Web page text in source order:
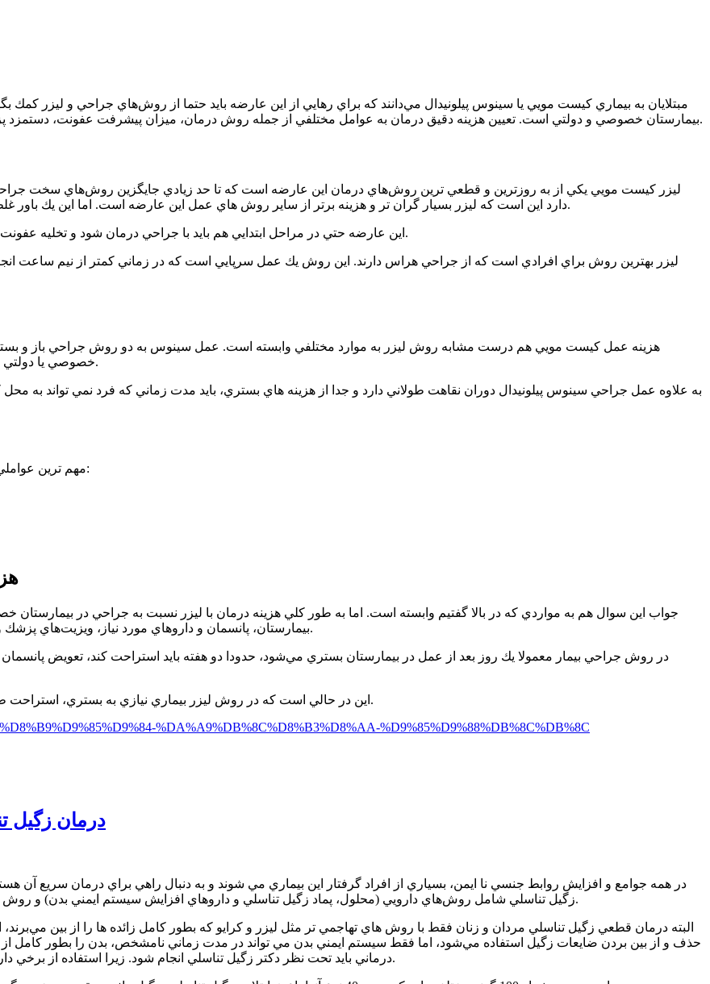
مبتلايان به بيماري كيست مويي يا سينوس پيلونيدال مي‌دانند كه براي رهايي از اين عارضه بايد حتما از روش‌هاي جراحي و ليزر
بيمارستان خصوصي و دولتي است. تعيين هزينه دقيق درمان به عوامل مختلفي از جمله روش درمان، ميزان پيشرفت عفونت، دستمزد پزشك، شهر و كلينيك و بيمارستاني كه به آن مراجعه مي‌كنيد بستگي دارد.
ليزر كيست مويي يكي از به روزترين و قطعي ترين روش‌هاي درمان اين عارضه است كه تا حد زيادي جايگزين روش‌هاي سخت
دارد اين است كه ليزر بسيار گران تر و هزينه‌ برتر از ساير روش هاي عمل اين عارضه است. اما اين يك باور غلط است و تعيين هزينه ليزر كيست مويي به موارد گوناگوني وابسته است.
اين عارضه حتي در مراحل ابتدايي هم بايد با جراحي درمان شود و تخليه عفونت و موهايي كه در زير پوست جمع شده تنها راه از بين بردن سينوس است.
ليزر بهترين روش براي افرادي است كه از جراحي هراس دارند. اين روش يك عمل سرپايي است كه در زماني كمتر از نيم ساعت
هزينه عمل كيست مويي هم درست مشابه روش ليزر به موارد مختلفي وابسته است. عمل سينوس به دو روش جراحي باز و
خصوصي يا دولتي انجام شود كه اين موارد هم در تعيين قيمت عمل مو برگشتي تاثيرگذارند.
به علاوه عمل جراحي سينوس پيلونيدال دوران نقاهت طولاني دارد و جدا از هزينه هاي بستري، بايد مدت زماني كه فرد نمي تواند به
مهم ترين عواملي كه در محاسبه هزينه درمان كيست مويي تاثيرگذارند به شرح زير است:
جواب اين سوال هم به مواردي كه در بالا گفتيم وابسته است. اما به طور كلي هزينه درمان با ليزر نسبت به جراحي در
بيمارستان، پانسمان و داروهاي مورد نياز، ويزيت‌هاي پزشك و آزمايشات و همچنين دوران نقاهت بعد از عمل را هم در نظر گرفته ايم.
در روش جراحي بيمار معمولا يك روز بعد از عمل در بيمارستان بستري مي‌شود، حدودا دو هفته بايد استراحت كند، تعويض
اين در حالي است كه در روش ليزر بيماري نيازي به بستري، استراحت طولاني، پانسمان و همچنين احتمال بازگشت و عفونت بيماري وجود ندارد.
%DA%A9%DB%8C%D8%B3%D8%AA-%D9%85%D9%88%DB%8C%DB%8C
درمان زگيل
زگيل تناسلي شامل روش‌هاي دارويي (محلول، پماد زگيل تناسلي و داروهاي افزايش سيستم ايمني بدن) و روش هاي پزشكي مثل ليزر و كرايو را براي رفع علائم اين بيماري انتخاب كنند.
البته درمان قطعي زگيل تناسلي مردان و زنان فقط با روش هاي تهاجمي تر مثل ليزر و كرايو كه بطور كامل زائده ها را از بين
حذف و از بين بردن ضايعات زگيل استفاده مي‌شود، اما فقط سيستم ايمني بدن مي تواند در مدت زماني نامشخص، بدن را بطور كامل
درماني بايد تحت نظر دكتر زگيل تناسلي انجام شود. زيرا استفاده از برخي داروها مي تواند باعث پخش شدن ويروس و سرايت آن به نواحي ديگر شود.